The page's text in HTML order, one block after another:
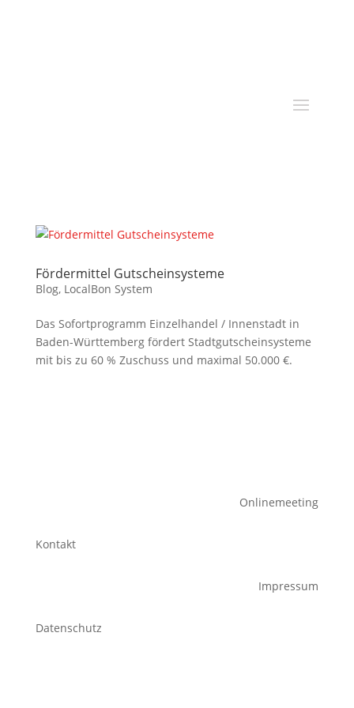
Fördermittel Gutscheinsysteme
Blog, LocalBon System
Das Sofortprogramm Einzelhandel / Innenstadt in
Baden-Württemberg fördert Stadtgutscheinsysteme
mit bis zu 60 % Zuschuss und maximal 50.000 €.
Onlinemeeting
Kontakt
Impressum
Datenschutz